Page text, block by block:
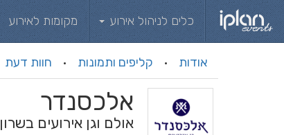
כלים לניהול אירוע מקומות לאירוע
אודות · קליפים ותמונות · חוות דעת
אלכסנדר
אולם וגן אירועים בשרון